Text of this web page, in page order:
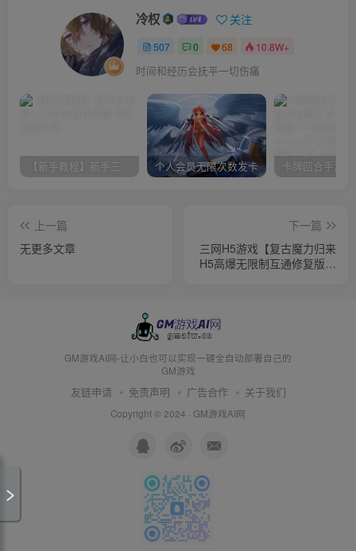
冷权 关注
507 0 68 10.8W+
时间和经历会抚平一切伤痛
【新手教程】新手三分钟入门AI全自动搭建 个人会员无限次数发卡
上一篇
无更多文章
下一篇
三网H5游戏【复古魔力归来
H5高爆无限制互通修复版】
GM游戏AI网-让小白也可以实现一键全自动部署自己的
GM游戏
友链申请 免责声明 广告合作 关于我们
Copyright © 2024 · GM游戏AI网